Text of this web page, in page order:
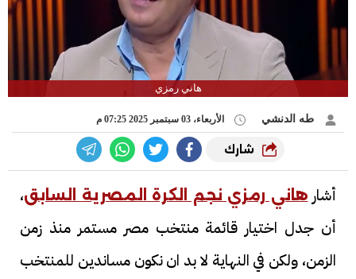
هاني رمزي
طه الدنشي الأربعاء، 03 سبتمبر 2025 07:25 م
شارك
أشارهاني رمزي نجم الكرة المصرية السابق،
أن جدل اختيار قائمة منتخب مصر مستمر منذ زمن
الزمن، ولكن في النهاية لا بد ان نكون مساندين للمنتخب